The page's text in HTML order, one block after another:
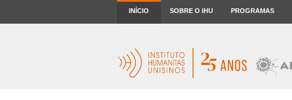
INÍCIO SOBRE O IHU PROGRAMAS